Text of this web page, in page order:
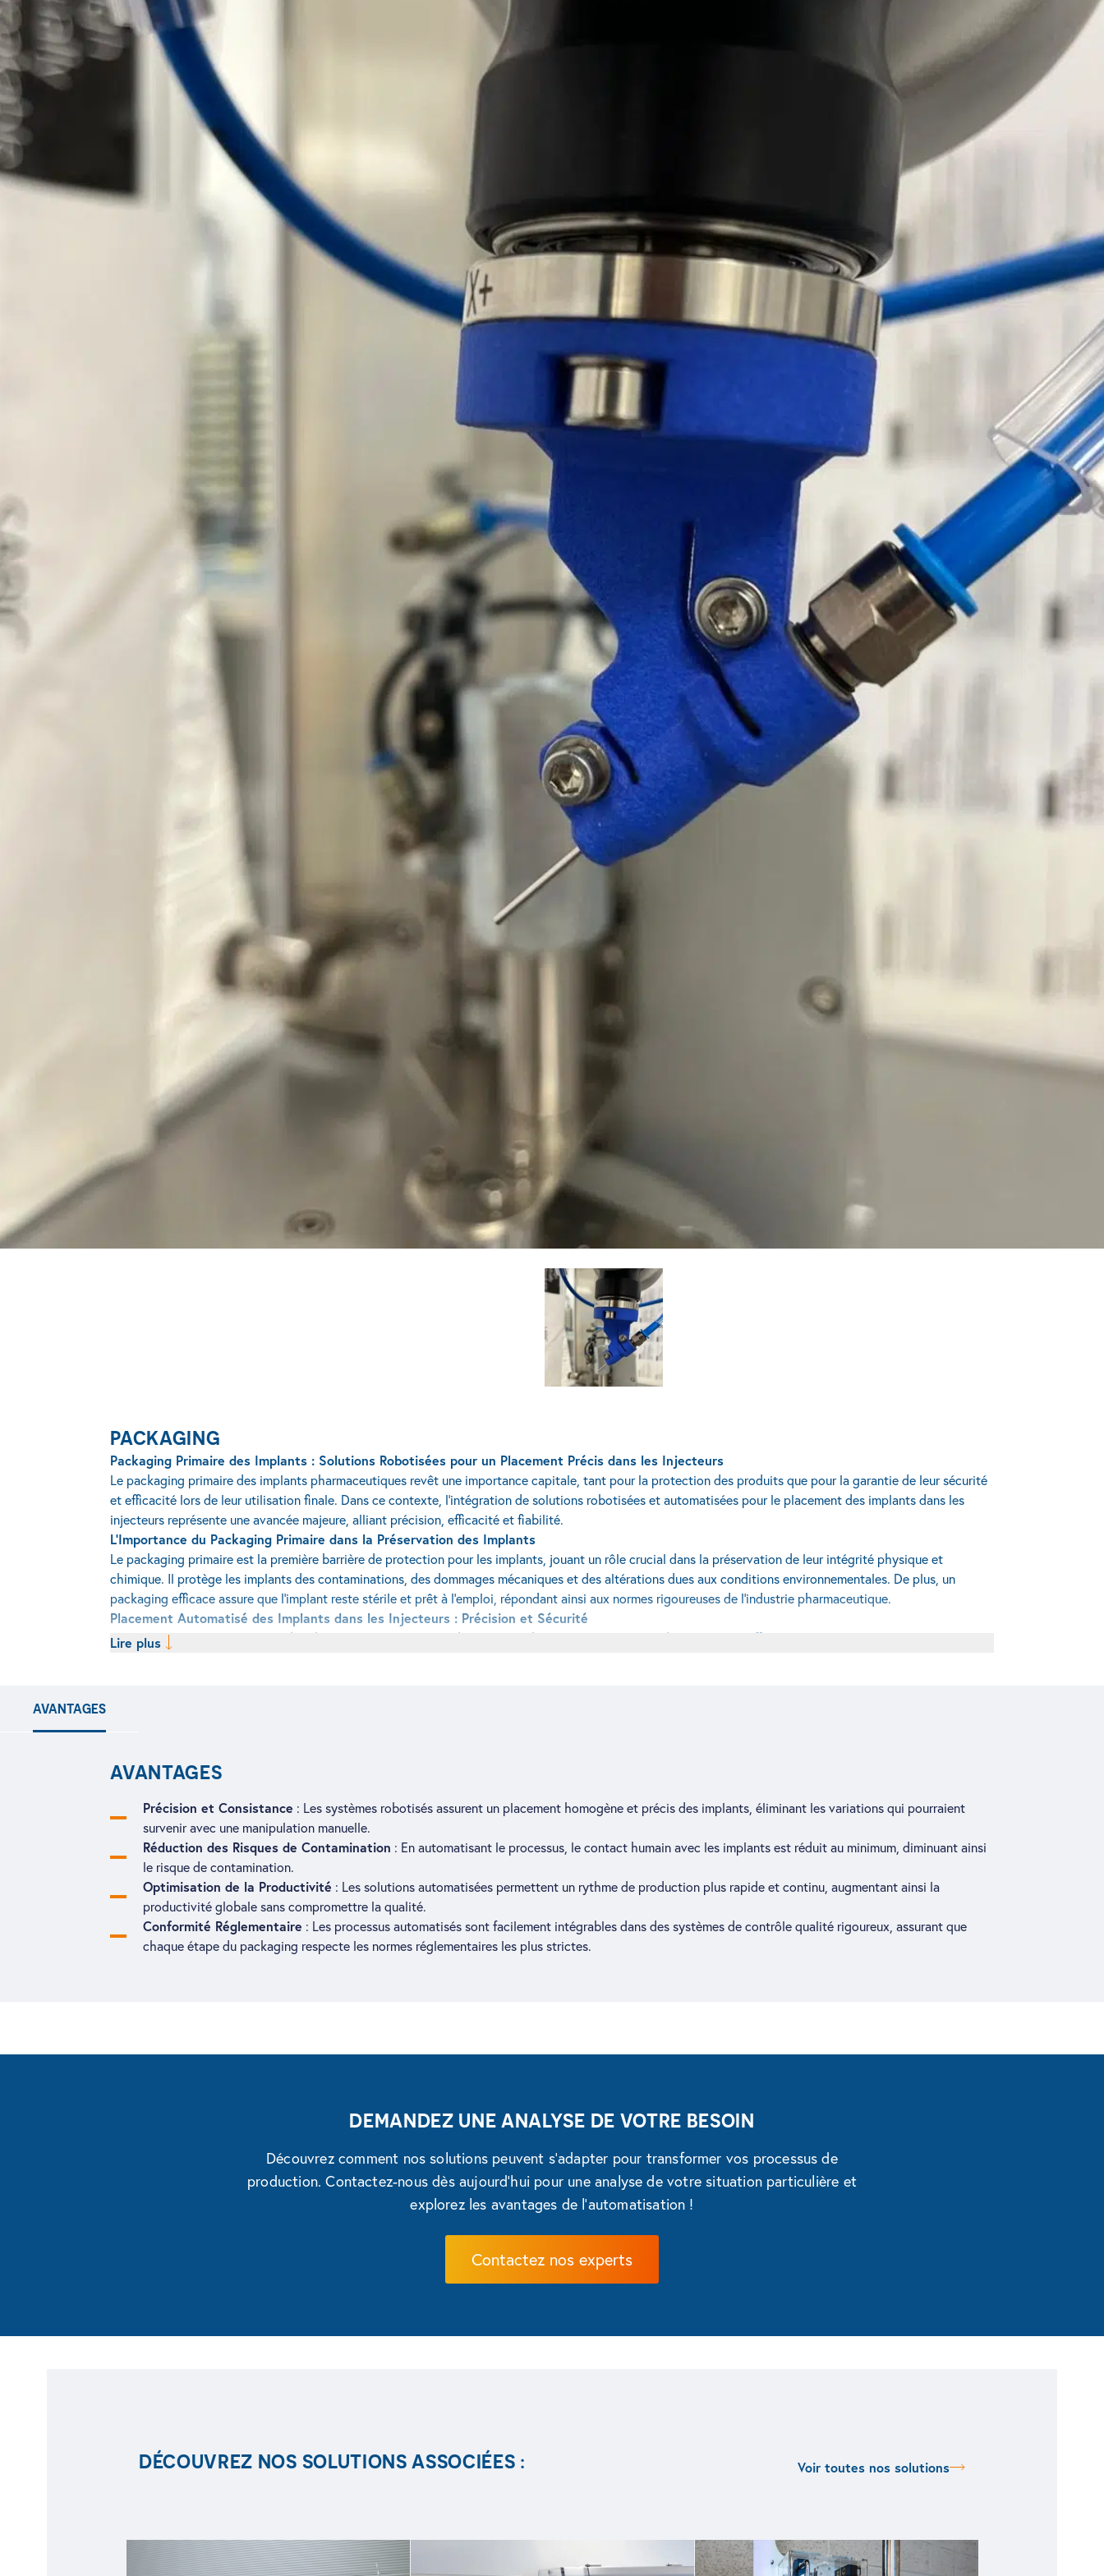
View image
PACKAGING
Packaging Primaire des Implants : Solutions Robotisées pour un Placement Précis dans les Injecteurs
Le packaging primaire des implants pharmaceutiques revêt une importance capitale, tant pour la protection des produits que pour la garantie de leur sécurité
et efficacité lors de leur utilisation finale. Dans ce contexte, l’intégration de solutions robotisées et automatisées pour le placement des implants dans les
injecteurs représente une avancée majeure, alliant précision, efficacité et fiabilité.
L’Importance du Packaging Primaire dans la Préservation des Implants
Le packaging primaire est la première barrière de protection pour les implants, jouant un rôle crucial dans la préservation de leur intégrité physique et
chimique. Il protège les implants des contaminations, des dommages mécaniques et des altérations dues aux conditions environnementales. De plus, un
packaging efficace assure que l’implant reste stérile et prêt à l’emploi, répondant ainsi aux normes rigoureuses de l’industrie pharmaceutique.
Placement Automatisé des Implants dans les Injecteurs : Précision et Sécurité
Grâce aux avancées en matière de robotisation, le placement des implants dans les injecteurs peut désormais être effectué avec une précision inégalée. Les
Lire plus
AVANTAGES
AVANTAGES
Précision et Consistance : Les systèmes robotisés assurent un placement homogène et précis des implants, éliminant les variations qui pourraient
survenir avec une manipulation manuelle.
Réduction des Risques de Contamination : En automatisant le processus, le contact humain avec les implants est réduit au minimum, diminuant ainsi
le risque de contamination.
Optimisation de la Productivité : Les solutions automatisées permettent un rythme de production plus rapide et continu, augmentant ainsi la
productivité globale sans compromettre la qualité.
Conformité Réglementaire : Les processus automatisés sont facilement intégrables dans des systèmes de contrôle qualité rigoureux, assurant que
chaque étape du packaging respecte les normes réglementaires les plus strictes.
DEMANDEZ UNE ANALYSE DE VOTRE BESOIN
Découvrez comment nos solutions peuvent s'adapter pour transformer vos processus de
production. Contactez-nous dès aujourd'hui pour une analyse de votre situation particulière et
explorez les avantages de l'automatisation !
Contactez nos experts
DÉCOUVREZ NOS SOLUTIONS ASSOCIÉES : Voir toutes nos solutions